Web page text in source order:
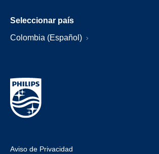
Seleccionar país
Colombia (Español)
Aviso de Privacidad